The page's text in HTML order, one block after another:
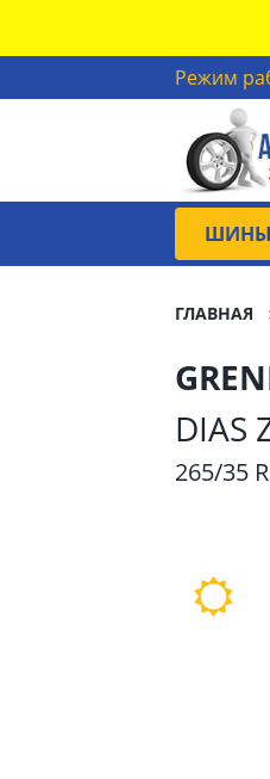
Режим
ШИНЫ
ГЛАВНАЯ
DIAS
265/35